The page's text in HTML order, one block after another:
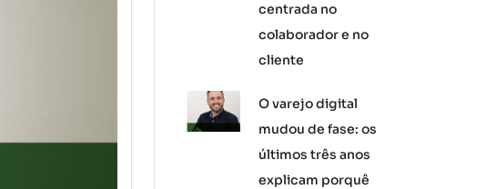
centrada no
colaborador e no
cliente
O varejo digital
mudou de fase: os
últimos três anos
explicam porquê